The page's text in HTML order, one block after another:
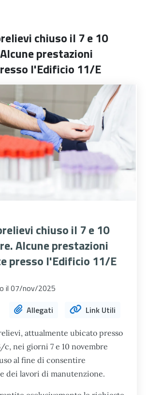
chiuso il 7 e 10
prestazioni
l'Edificio 11/E
chiuso il 7 e 10
Alcune prestazioni
presso l'Edificio 11/E
il 07/nov/2025
Allegati
Link Utili
attualmente ubicato presso
c, nei giorni 7 e 10 novembre
al fine di consentire
dei lavori di manutenzione.